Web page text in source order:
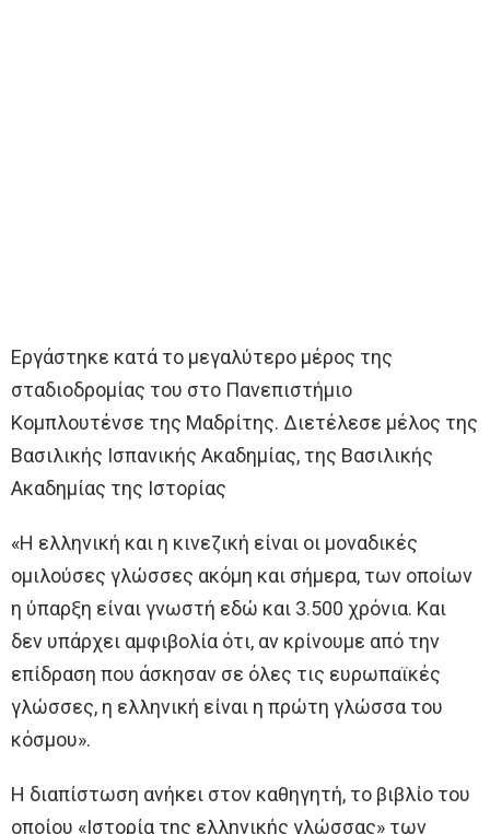
Εργάστηκε κατά το μεγαλύτερο μέρος της
σταδιοδρομίας του στο Πανεπιστήμιο
Κομπλουτένσε της Μαδρίτης. Διετέλεσε μέλος της
Βασιλικής Ισπανικής Ακαδημίας, της Βασιλικής
Ακαδημίας της Ιστορίας
«Η ελληνική και η κινεζική είναι οι μοναδικές
ομιλούσες γλώσσες ακόμη και σήμερα, των οποίων
η ύπαρξη είναι γνωστή εδώ και 3.500 χρόνια. Και
δεν υπάρχει αμφιβολία ότι, αν κρίνουμε από την
επίδραση που άσκησαν σε όλες τις ευρωπαϊκές
γλώσσες, η ελληνική είναι η πρώτη γλώσσα του
κόσμου».
Η διαπίστωση ανήκει στον καθηγητή, το βιβλίο του
οποίου «Ιστορία της ελληνικής γλώσσας» των